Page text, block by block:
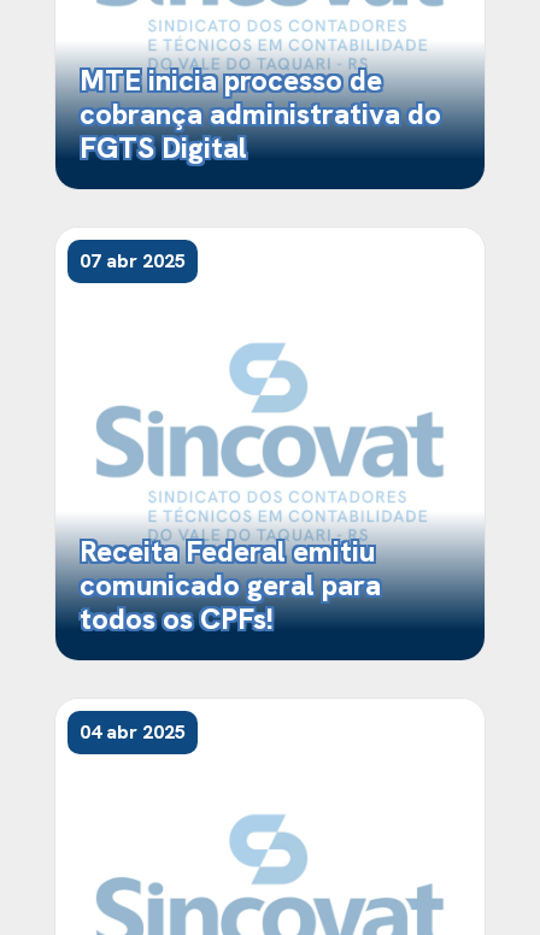
MTE inicia processo de
cobrança administrativa do
FGTS Digital
07 abr 2025
Receita Federal emitiu
comunicado geral para
todos os CPFs!
04 abr 2025